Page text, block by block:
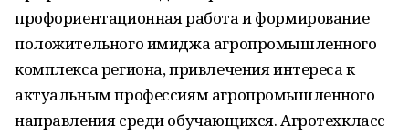
профориентационная работа и формирование
положительного имиджа агропромышленного
комплекса региона, привлечения интереса к
актуальным профессиям агропромышленного
направления среди обучающихся. Агротехкласс